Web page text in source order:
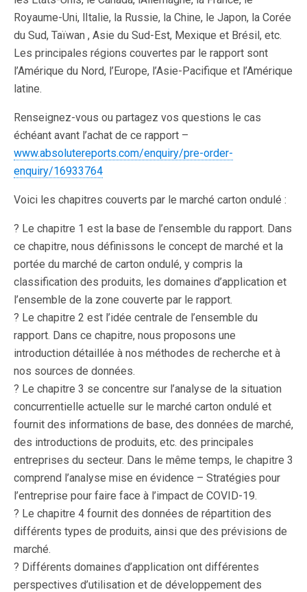
Royaume-Uni, lItalie, la Russie, la Chine, le Japon, la Corée
du Sud, Taïwan , Asie du Sud-Est, Mexique et Brésil, etc.
Les principales régions couvertes par le rapport sont
l’Amérique du Nord, l’Europe, l’Asie-Pacifique et l’Amérique
latine.
Renseignez-vous ou partagez vos questions le cas
échéant avant l’achat de ce rapport –
www.absolutereports.com/enquiry/pre-order-
enquiry/16933764
Voici les chapitres couverts par le marché carton ondulé :
? Le chapitre 1 est la base de l’ensemble du rapport. Dans
ce chapitre, nous définissons le concept de marché et la
portée du marché de carton ondulé, y compris la
classification des produits, les domaines d’application et
l’ensemble de la zone couverte par le rapport.
? Le chapitre 2 est l’idée centrale de l’ensemble du
rapport. Dans ce chapitre, nous proposons une
introduction détaillée à nos méthodes de recherche et à
nos sources de données.
? Le chapitre 3 se concentre sur l’analyse de la situation
concurrentielle actuelle sur le marché carton ondulé et
fournit des informations de base, des données de marché,
des introductions de produits, etc. des principales
entreprises du secteur. Dans le même temps, le chapitre 3
comprend l’analyse mise en évidence – Stratégies pour
l’entreprise pour faire face à l’impact de COVID-19.
? Le chapitre 4 fournit des données de répartition des
différents types de produits, ainsi que des prévisions de
marché.
? Différents domaines d’application ont différentes
perspectives d’utilisation et de développement des